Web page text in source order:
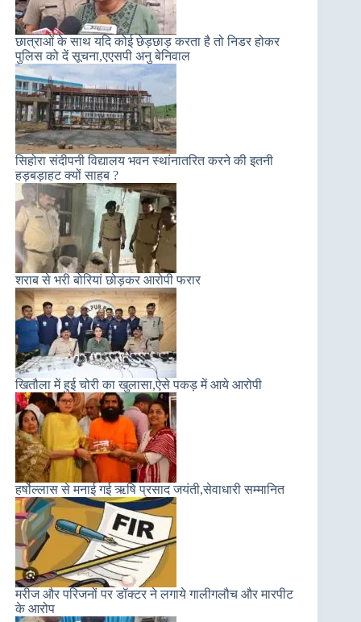
छात्राओं के साथ यदि कोई छेड़छाड़ करता है तो निडर होकर
पुलिस को दें सूचना,एएसपी अनु बेनिवाल
सिहोरा संदीपनी विद्यालय भवन स्थांनातरित करने की इतनी
हड़बड़ाहट क्यों साहब ?
शराब से भरी बोरियां छोड़कर आरोपी फरार
खितौला में हुई चोरी का खुलासा,ऐसे पकड़ में आये आरोपी
हर्षोल्लास से मनाई गई ऋषि प्रसाद जयंती,सेवाधारी सम्मानित
मरीज और परिजनों पर डॉक्टर ने लगाये गालीगलौच और मारपीट
के आरोप